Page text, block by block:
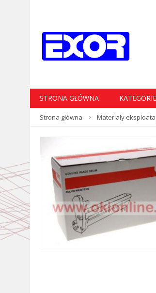
STRONA GŁÓWNA KATEGORIE
Strona główna Materiały